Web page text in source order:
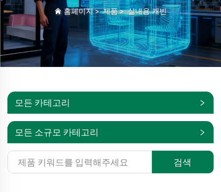
홈페이지>제품>실내용 캐빈
모든 카테고리
모든 소규모 카테고리
검색